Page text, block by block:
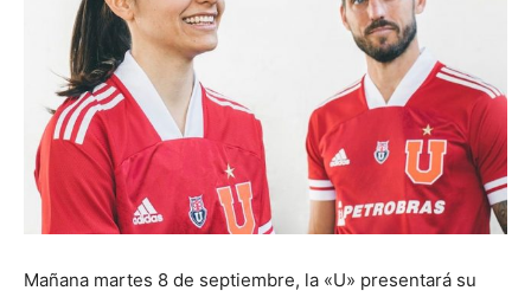
Mañana martes 8 de septiembre, la «U» presentará su